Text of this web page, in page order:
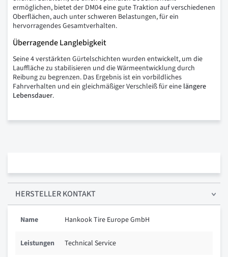
ermöglichen, bietet der DM04 eine gute Traktion auf verschiedenen
Oberflächen, auch unter schweren Belastungen, für ein
hervorragendes Gesamtverhalten.
Überragende Langlebigkeit
Seine 4 verstärkten Gürtelschichten wurden entwickelt, um die
Lauffläche zu stabilisieren und die Wärmeentwicklung durch
Reibung zu begrenzen. Das Ergebnis ist ein vorbildliches
Fahrverhalten und ein gleichmäßiger Verschleiß für eine längere
Lebensdauer.
HERSTELLER KONTAKT
Name Hankook Tire Europe GmbH
Leistungen Technical Service